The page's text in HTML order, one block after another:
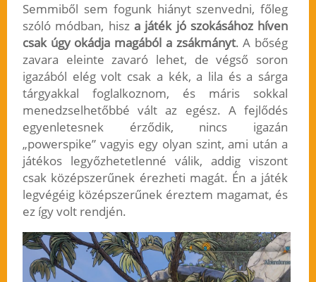
Semmiből sem fogunk hiányt szenvedni, főleg
szóló módban, hisz a játék jó szokásához híven
csak úgy okádja magából a zsákmányt. A bőség
zavara eleinte zavaró lehet, de végső soron
igazából elég volt csak a kék, a lila és a sárga
tárgyakkal foglalkoznom, és máris sokkal
menedzselhetőbbé vált az egész. A fejlődés
egyenletesnek érződik, nincs igazán
„powerspike” vagyis egy olyan szint, ami után a
játékos legyőzhetetlenné válik, addig viszont
csak középszerűnek érezheti magát. Én a játék
legvégéig középszerűnek éreztem magamat, és
ez így volt rendjén.